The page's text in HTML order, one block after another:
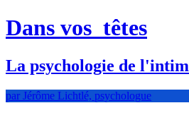
Dans vos têtes
La psychologie de
par Jérôme Lichtlé, psychologue